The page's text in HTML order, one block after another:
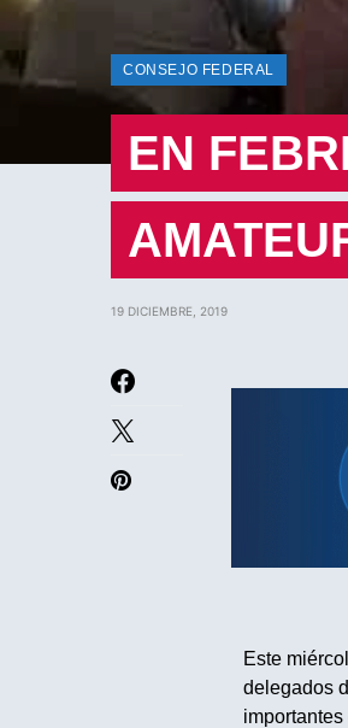
CONSEJO FEDERAL
EN
19 DICIEMBRE, 2019
Este
delegados